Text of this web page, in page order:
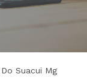
Suacui Mg